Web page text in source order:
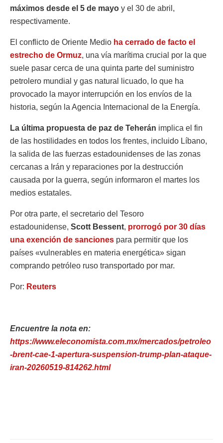
máximos desde el 5 de mayo y el 30 de abril,
respectivamente.
El conflicto de Oriente Medio ha cerrado de facto el
estrecho de Ormuz, una vía marítima crucial por ⁠la que
suele pasar cerca de ⁠una quinta parte del suministro
petrolero mundial y gas natural licuado, lo que ha
provocado la ⁠mayor interrupción en los envíos de la
historia, según la Agencia Internacional de la Energía.
La última propuesta de paz de Teherán implica el fin
de las hostilidades en todos los frentes, incluido Líbano,
la salida de las fuerzas estadounidenses de las zonas
cercanas a Irán y reparaciones por la destrucción
causada por la guerra, según informaron el martes los
medios estatales.
Por otra parte, el secretario del Tesoro
estadounidense, Scott Bessent, ⁠ prorrogó por 30 días
una exención de sanciones para permitir que los
países «vulnerables en materia energética» sigan
comprando petróleo ruso transportado por mar.
Por: Reuters
Encuentre la nota en:
https://www.eleconomista.com.mx/mercados/petroleo
-brent-cae-1-apertura-suspension-trump-plan-ataque-
iran-20260519-814262.html